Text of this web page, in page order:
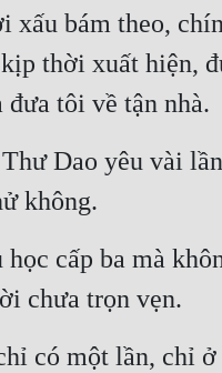
xấu bám theo,
thời xuất hiện,
tôi về tận nhà.
Dao yêu vài
không.
học cấp ba mà
chưa trọn vẹn.
có một lần, chỉ